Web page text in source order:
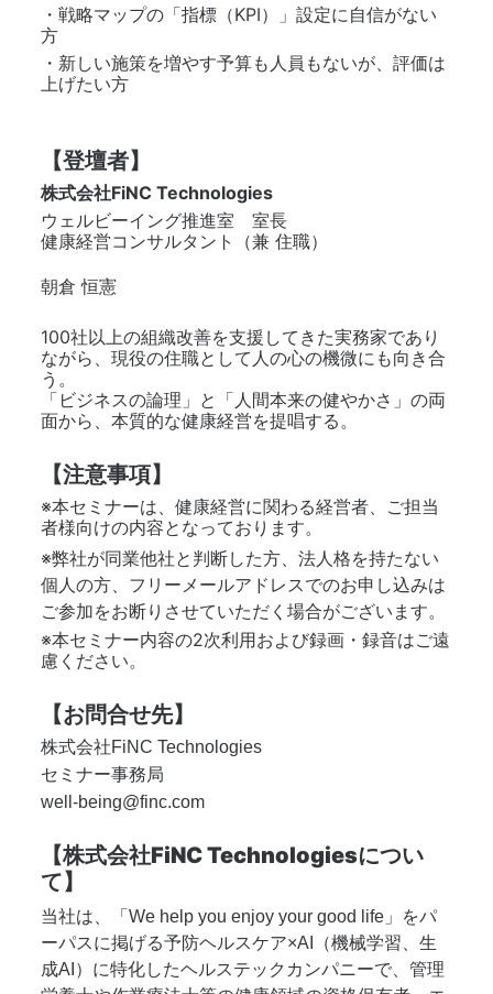
・戦略マップの「指標（KPI）」設定に自信がない
方
・新しい施策を増やす予算も人員もないが、評価は
上げたい方
【登壇者】
株式会社FiNC Technologies
ウェルビーイング推進室　室長
健康経営コンサルタント（兼 住職）
朝倉 恒憲
100社以上の組織改善を支援してきた実務家であり
ながら、現役の住職として人の心の機微にも向き合
う。
「ビジネスの論理」と「人間本来の健やかさ」の両
面から、本質的な健康経営を提唱する。
【注意事項】
※本セミナーは、健康経営に関わる経営者、ご担当
者様向けの内容となっております。
※弊社が同業他社と判断した方、法人格を持たない
個人の方、フリーメールアドレスでのお申し込みは
ご参加をお断りさせていただく場合がございます。
※本セミナー内容の2次利用および録画・録音はご遠
慮ください。
【お問合せ先】
株式会社FiNC Technologies
セミナー事務局
well-being@finc.com
【株式会社FiNC Technologiesについ
て】
当社は、「We help you enjoy your good life」をパ
ーパスに掲げる予防ヘルスケア×AI（機械学習、生
成AI）に特化したヘルステックカンパニーで、管理